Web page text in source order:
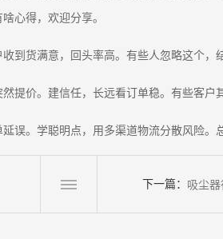
心得，欢迎分享。
到货满意，回头率高。有些人忽略这个，
价。建信任，长远看订单稳。有些客户
。学聪明点，用多渠道物流分散风险。
下一篇： 吸尘